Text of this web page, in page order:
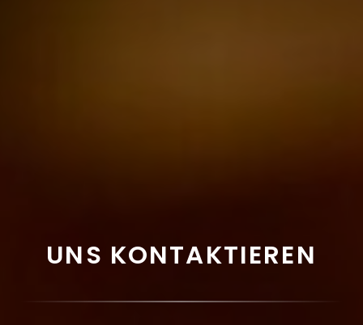
UNS KONTAKTIEREN